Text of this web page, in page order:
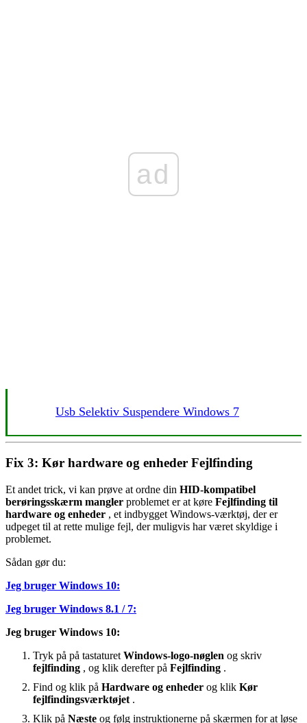
ad
Usb Selektiv Suspendere Windows 7
Fix 3: Kør hardware og enheder Fejlfinding
Et andet trick, vi kan prøve at ordne din HID-kompatibel
berøringsskærm mangler problemet er at køre Fejlfinding til
hardware og enheder , et indbygget Windows-værktøj, der er
udpeget til at rette mulige fejl, der muligvis har været skyldige i
problemet.
Sådan gør du:
Jeg bruger Windows 10:
Jeg bruger Windows 8.1 / 7:
Jeg bruger Windows 10:
Tryk på på tastaturet Windows-logo-nøglen og skriv
fejlfinding , og klik derefter på Fejlfinding .
Find og klik på Hardware og enheder og klik Kør
fejlfindingsværktøjet .
Klik på Næste og følg instruktionerne på skærmen for at løse